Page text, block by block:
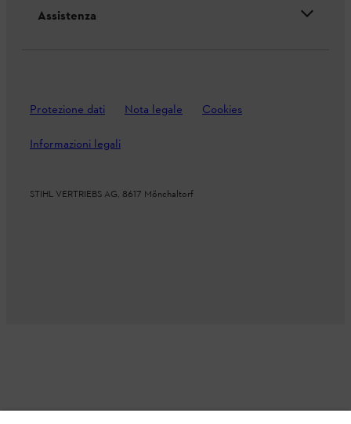
Assistenza
Protezione dati Nota legale Cookies
Informazioni legali
STIHL VERTRIEBS AG, 8617 Mönchaltorf